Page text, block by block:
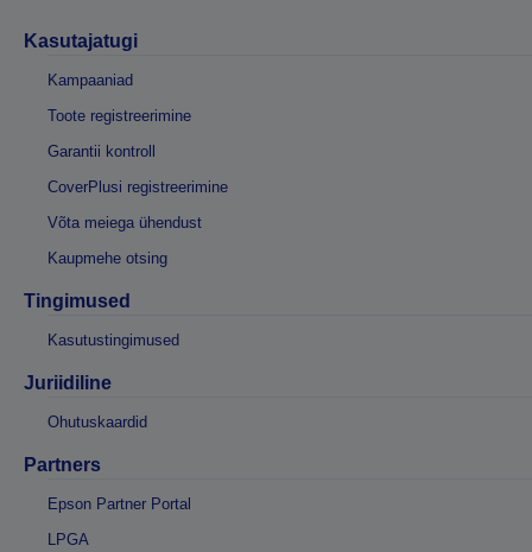
Kasutajatugi
Kampaaniad
Toote registreerimine
Garantii kontroll
CoverPlusi registreerimine
Võta meiega ühendust
Kaupmehe otsing
Tingimused
Kasutustingimused
Juriidiline
Ohutuskaardid
Partners
Epson Partner Portal
LPGA